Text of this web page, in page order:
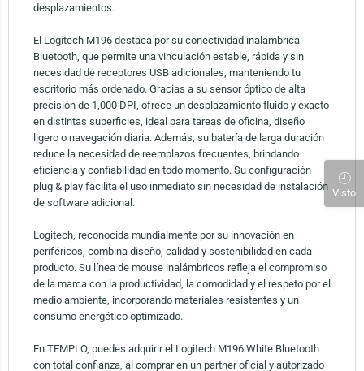
desplazamientos.
El Logitech M196 destaca por su conectividad inalámbrica
Bluetooth, que permite una vinculación estable, rápida y sin
necesidad de receptores USB adicionales, manteniendo tu
escritorio más ordenado. Gracias a su sensor óptico de alta
precisión de 1,000 DPI, ofrece un desplazamiento fluido y exacto
en distintas superficies, ideal para tareas de oficina, diseño
ligero o navegación diaria. Además, su batería de larga duración
reduce la necesidad de reemplazos frecuentes, brindando
eficiencia y confiabilidad en todo momento. Su configuración
plug & play facilita el uso inmediato sin necesidad de instalación
de software adicional.
Logitech, reconocida mundialmente por su innovación en
periféricos, combina diseño, calidad y sostenibilidad en cada
producto. Su línea de mouse inalámbricos refleja el compromiso
de la marca con la productividad, la comodidad y el respeto por el
medio ambiente, incorporando materiales resistentes y un
consumo energético optimizado.
En TEMPLO, puedes adquirir el Logitech M196 White Bluetooth
con total confianza, al comprar en un partner oficial y autorizado
Visto